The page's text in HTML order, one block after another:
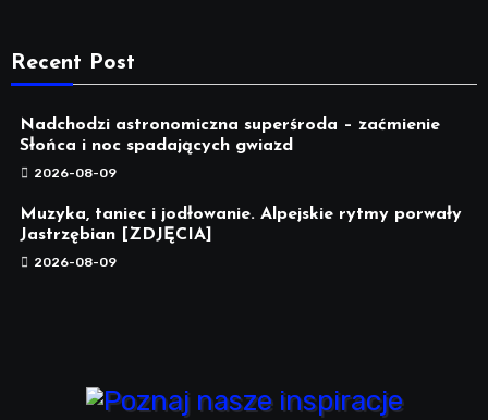
Recent Post
Nadchodzi astronomiczna superśroda – zaćmienie
Słońca i noc spadających gwiazd
2026-08-09
Muzyka, taniec i jodłowanie. Alpejskie rytmy porwały
Jastrzębian [ZDJĘCIA]
2026-08-09